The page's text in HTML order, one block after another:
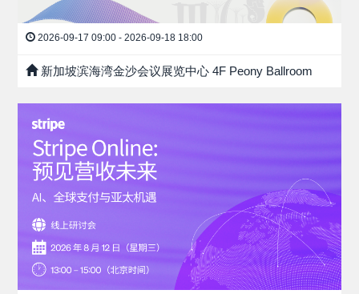
2026-09-17 09:00 - 2026-09-18 18:00
新加坡滨海湾金沙会议展览中心 4F Peony Ballroom